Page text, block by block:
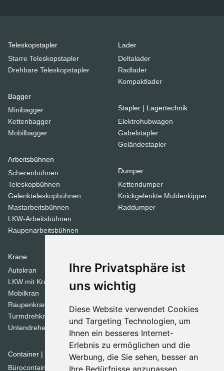
Ihre Privatsphäre ist
uns wichtig
Diese Website verwendet Cookies
und Targeting Technologien, um
Ihnen ein besseres Internet-
Erlebnis zu ermöglichen und die
Werbung, die Sie sehen, besser an
Ihre Bedürfnisse anzupassen.
Teleskopstapler
Starre Teleskopstapler
Drehbare Teleskopstapler
Bagger
Minibagger
Kettenbagger
Mobilbagger
Arbeitsbühnen
Scherenbühnen
Teleskopbühnen
Gelenkteleskopbühnen
Mastarbeitsbühnen
LKW-Arbeitsbühnen
Raupenarbeitsbühnen
Lader
Deltalader
Radlader
Kompaktlader
Stapler | Lagertechnik
Elektrohubwagen
Gabelstapler
Geländestapler
Dumper
Kettendumper
Knickgelenkte Muldenkipper
Raddumper
Krane
Autokran
LKW mit Kran
Mobilkran
Raupenkran
Turmdrehkrane
Untendreherkrane
Container | Raumsysteme
Bürocontainer
Stampfer
Tandemwalzen
Walzen
Dozer
Planierraupen
Spezial Geräte